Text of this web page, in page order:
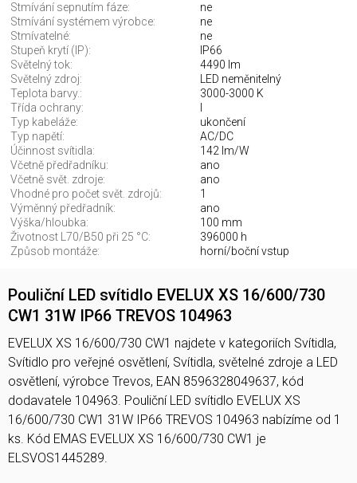
Stmívání sepnutím fáze:
ne
Stmívání systémem výrobce:
ne
Stmívatelné:
ne
Stupeň krytí (IP):
IP66
Světelný tok:
4490 lm
Světelný zdroj:
LED neměnitelný
Teplota barvy.:
3000-3000 K
Třída ochrany:
Typ kabeláže:
ukončení
Typ napětí:
AC/DC
Účinnost svítidla:
142 lm/W
Včetně předřadníku:
ano
Včetně svět. zdroje:
ano
Vhodné pro počet svět. zdrojů:
1
Výměnný předřadník:
ano
Výška/hloubka:
100 mm
Životnost L70/B50 při 25 °C:
396000 h
Způsob montáže:
horní/boční vstup
Pouliční LED svítidlo EVELUX XS 16/600/730
CW1 31W IP66 TREVOS 104963
EVELUX XS 16/600/730 CW1 najdete v kategoriích Svítidla,
Svítidlo pro veřejné osvětlení, Svítidla, světelné zdroje a LED
osvětlení, výrobce Trevos, EAN 8596328049637, kód
dodavatele 104963. Pouliční LED svítidlo EVELUX XS
16/600/730 CW1 31W IP66 TREVOS 104963 nabízíme od 1
ks. Kód EMAS EVELUX XS 16/600/730 CW1 je
ELSVOS1445289.